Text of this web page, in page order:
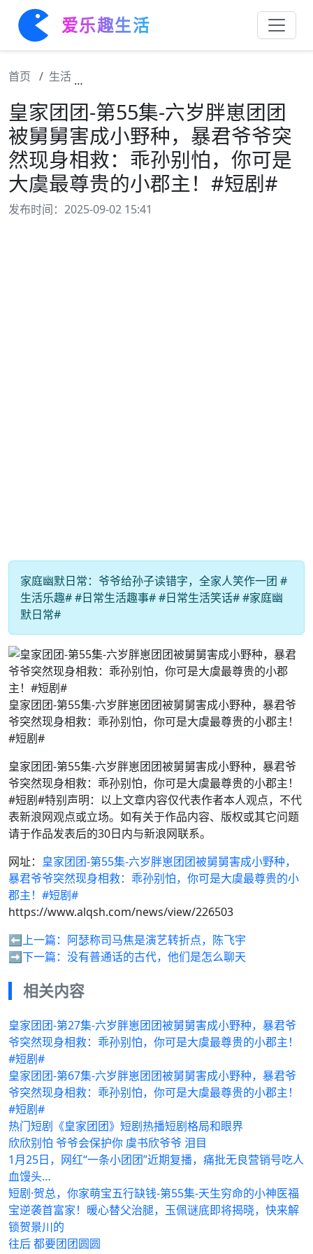
爱乐趣生活
首页 生活
皇家团团-第55集-六岁胖崽团团
被舅舅害成小野种，暴君爷爷突
然现身相救：乖孙别怕，你可是
大虞最尊贵的小郡主！#短剧#
发布时间：2025-09-02 15:41
家庭幽默日常：爷爷给孙子读错字，全家人笑作一团 #
生活乐趣# #日常生活趣事# #日常生活笑话# #家庭幽
默日常#
皇家团团-第55集-六岁胖崽团团被舅舅害成小野种，暴君爷
爷突然现身相救：乖孙别怕，你可是大虞最尊贵的小郡主！
#短剧#
皇家团团-第55集-六岁胖崽团团被舅舅害成小野种，暴君爷
爷突然现身相救：乖孙别怕，你可是大虞最尊贵的小郡主！
#短剧#特别声明：以上文章内容仅代表作者本人观点，不代
表新浪网观点或立场。如有关于作品内容、版权或其它问题
请于作品发表后的30日内与新浪网联系。
网址： 皇家团团-第55集-六岁胖崽团团被舅舅害成小野种，
暴君爷爷突然现身相救：乖孙别怕，你可是大虞最尊贵的小
郡主！#短剧#
https://www.alqsh.com/news/view/226503
⬅️上一篇： 阿瑟称司马焦是演艺转折点，陈飞宇
➡️下一篇： 没有普通话的古代，他们是怎么聊天
相关内容
皇家团团-第27集-六岁胖崽团团被舅舅害成小野种，暴君爷
爷突然现身相救：乖孙别怕，你可是大虞最尊贵的小郡主！
#短剧#
皇家团团-第67集-六岁胖崽团团被舅舅害成小野种，暴君爷
爷突然现身相救：乖孙别怕，你可是大虞最尊贵的小郡主！
#短剧#
热门短剧《皇家团团》短剧热播短剧格局和眼界
欣欣别怕 爷爷会保护你 虞书欣爷爷 泪目
1月25日，网红“一条小团团”近期复播，痛批无良营销号吃人
血馒头…
短剧·贺总，你家萌宝五行缺钱-第55集-天生穷命的小神医福
宝逆袭首富家！暖心替父治腿，玉佩谜底即将揭晓，快来解
锁贺景川的
往后 都要团团圆圆